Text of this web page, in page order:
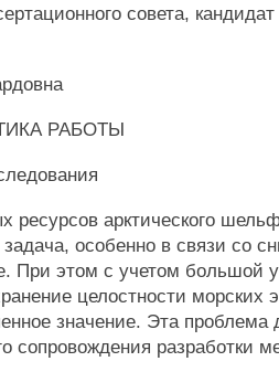
совета,
РАБОТЫ
ресурсов арктического
задача, особенно в связи со
При этом с учетом большой
целостности морских
значение. Эта
сопровождения разработки